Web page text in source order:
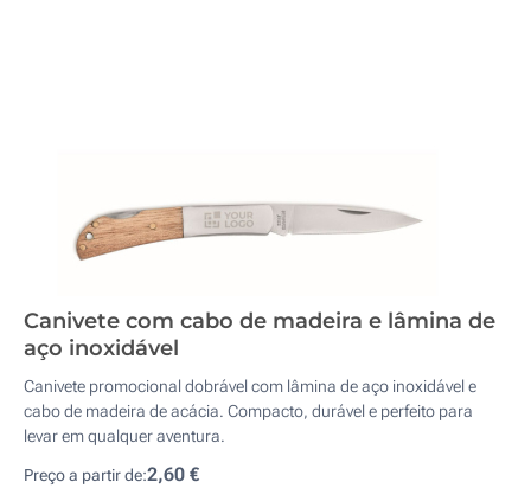
Canivete com cabo de madeira e lâmina de
aço inoxidável
Canivete promocional dobrável com lâmina de aço inoxidável e
cabo de madeira de acácia. Compacto, durável e perfeito para
levar em qualquer aventura.
Preço a partir de:2,60 €